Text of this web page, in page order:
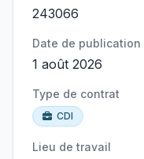
243066
Date de publication
1 août 2026
Type de contrat
CDI
Lieu de travail